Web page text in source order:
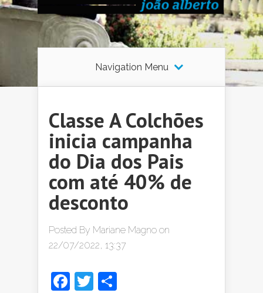
Navigation Menu
Classe A Colchões
inicia campanha
do Dia dos Pais
com até 40% de
desconto
Posted By Mariane Magno on
22/07/2022, 13:37
Facebook
Twitter